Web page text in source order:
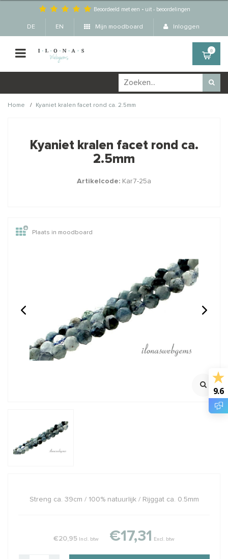
Beoordeeld met een - uit -beoordelingen
DE EN Mijn moodboard Inloggen
0
Home / Kyaniet kralen facet rond ca. 2.5mm
producten ook interessant
€12,95 Incl. btw
€10,70 Excl. btw
Maansteen kralen roze
rond ca. 4mm
100% Natuurlijk
Streng ca. 39cm
Incl. btw
€7,40
Kyaniet kralen facet rond ca.
2.5mm
Artikelcode: Kar7-25a
Plaats in moodboard
Streng ca. 39cm / 100% natuurlijk / Rijggat ca. 0.5mm
€20,95 Incl. btw €17,31 Excl. btw
9.6